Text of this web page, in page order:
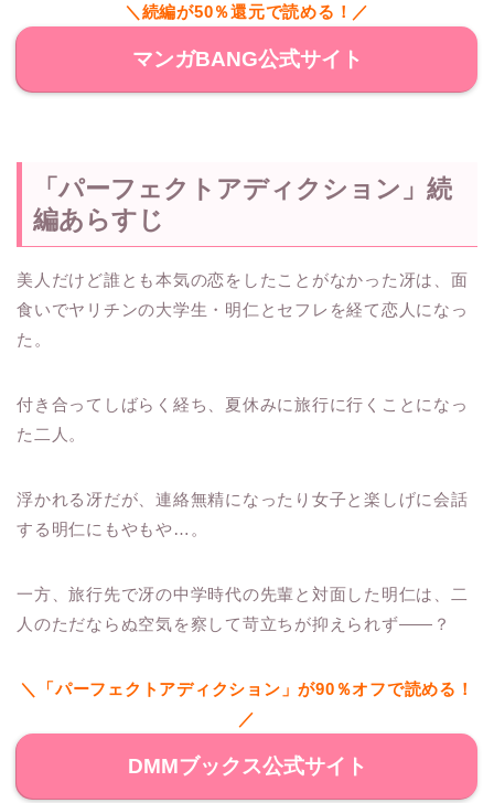
＼続編が50％還元で読める！／
マンガBANG公式サイト
「パーフェクトアディクション」続
編あらすじ
美人だけど誰とも本気の恋をしたことがなかった冴は、面
食いでヤリチンの大学生・明仁とセフレを経て恋人になっ
た。
付き合ってしばらく経ち、夏休みに旅行に行くことになっ
た二人。
浮かれる冴だが、連絡無精になったり女子と楽しげに会話
する明仁にもやもや…。
一方、旅行先で冴の中学時代の先輩と対面した明仁は、二
人のただならぬ空気を察して苛立ちが抑えられず――？
＼「パーフェクトアディクション」が90％オフで読める！
／
DMMブックス公式サイト